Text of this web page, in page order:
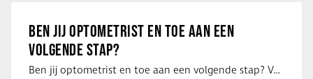
BEN JIJ OPTOMETRIST EN TOE AAN EEN
VOLGENDE STAP?
Ben jij optometrist en toe aan een volgende stap? Voor een optiekketen is Eye …